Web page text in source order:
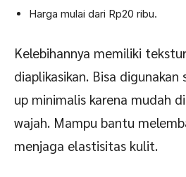
Harga mulai dari Rp20 ribu.
Kelebihannya memiliki
diaplikasikan. Bisa digunakan
up minimalis karena mudah
wajah. Mampu bantu
menjaga elastisitas kulit.